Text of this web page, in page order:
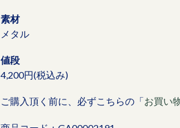
素材
メタル
値段
4,200円(税込み)
ご購入頂く前に、必ずこちらの「お買い